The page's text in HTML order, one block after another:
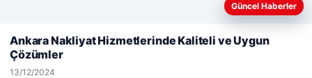
Web sitemizi nasıl kullandığınızı daha iyi anlayabilmek,
kullanıyoruz.Çerez Politikamız
Güncel Haberler
Ankara Nakliyat Hizmetlerinde Kaliteli ve Uygun
Çözümler
13/12/2024